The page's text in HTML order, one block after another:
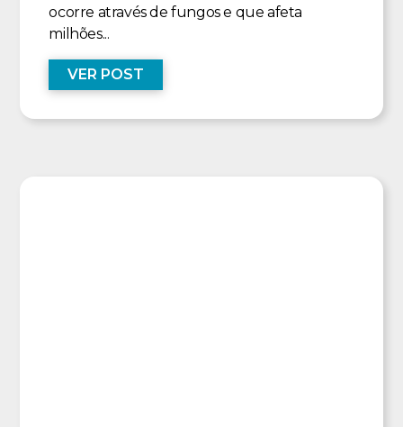
ocorre através de fungos e que afeta
milhões...
VER POST